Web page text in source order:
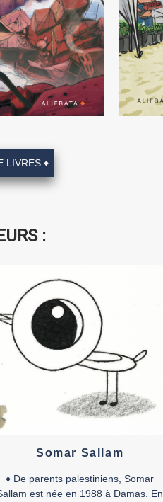
après les années
en temps de
ne se contente pas
l’intime en
de presse ♦
LIVRES ♦
:
Somar Sallam
♦ De parents palestiniens, Somar
est née en 1988 à Damas. En